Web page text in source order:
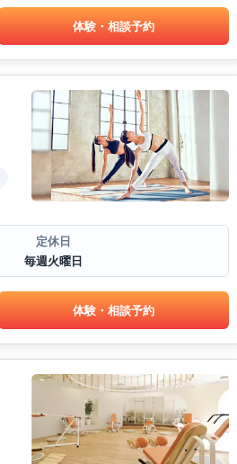
体験・相談予約
定休日
毎週火曜日
体験・相談予約